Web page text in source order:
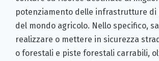
potenziamento delle infrastrutture di
del mondo agricolo. Nello specifico,
realizzare o mettere in sicurezza
o forestali e piste forestali carrabili,